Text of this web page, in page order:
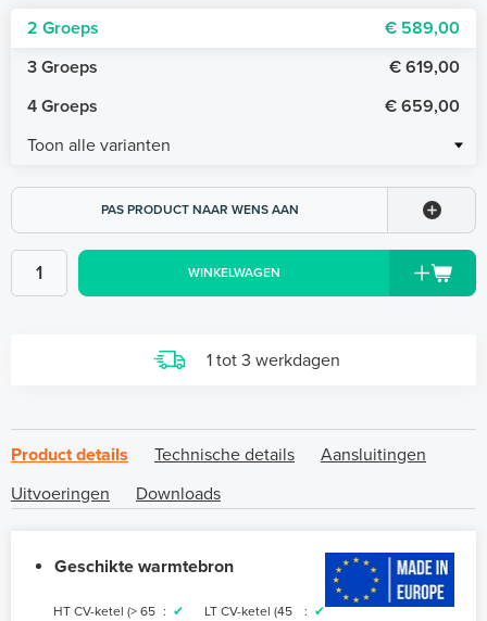
2 Groeps
€ 589,00
3 Groeps
€ 619,00
4 Groeps
€ 659,00
Toon alle varianten
PAS PRODUCT NAAR WENS AAN
WINKELWAGEN
1 tot 3 werkdagen
Product details Technische details
Aansluitingen
Uitvoeringen
Downloads
Geschikte warmtebron
HT CV-ketel (> 65 : ✔
LT CV-ketel (45
: ✔